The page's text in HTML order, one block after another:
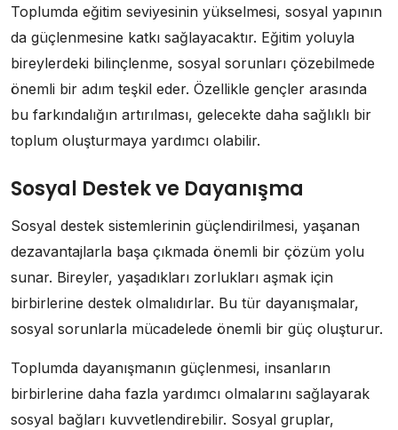
Toplumda eğitim seviyesinin yükselmesi, sosyal yapının
da güçlenmesine katkı sağlayacaktır. Eğitim yoluyla
bireylerdeki bilinçlenme, sosyal sorunları çözebilmede
önemli bir adım teşkil eder. Özellikle gençler arasında
bu farkındalığın artırılması, gelecekte daha sağlıklı bir
toplum oluşturmaya yardımcı olabilir.
Sosyal Destek ve Dayanışma
Sosyal destek sistemlerinin güçlendirilmesi, yaşanan
dezavantajlarla başa çıkmada önemli bir çözüm yolu
sunar. Bireyler, yaşadıkları zorlukları aşmak için
birbirlerine destek olmalıdırlar. Bu tür dayanışmalar,
sosyal sorunlarla mücadelede önemli bir güç oluşturur.
Toplumda dayanışmanın güçlenmesi, insanların
birbirlerine daha fazla yardımcı olmalarını sağlayarak
sosyal bağları kuvvetlendirebilir. Sosyal gruplar,